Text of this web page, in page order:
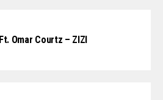
Omar Courtz – ZIZI